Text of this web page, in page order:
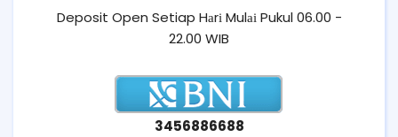
Deposit Open Setiap Hаrі Mulаі Pukul 06.00 -
22.00 WIB
3456886688